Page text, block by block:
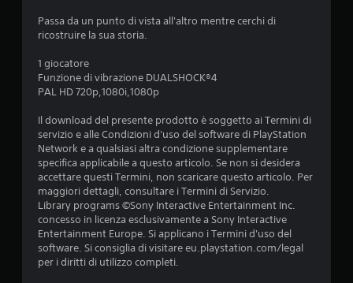
Passa da un punto di vista all'altro mentre cerchi di
ricostruire la sua storia.
1 giocatore
Funzione di vibrazione DUALSHOCK®4
PAL HD 720p,1080i,1080p
Il download del presente prodotto è soggetto ai Termini di
servizio e alle Condizioni d'uso del software di PlayStation
Network e a qualsiasi altra condizione supplementare
specifica applicabile a questo articolo. Se non si desidera
accettare questi Termini, non scaricare questo articolo. Per
maggiori dettagli, consultare i Termini di Servizio.
Library programs ©Sony Interactive Entertainment Inc.
concesso in licenza esclusivamente a Sony Interactive
Entertainment Europe. Si applicano i Termini d'uso del
software. Si consiglia di visitare eu.playstation.com/legal
per i diritti di utilizzo completi.